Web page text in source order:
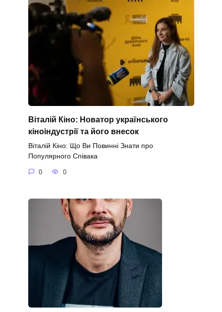
Віталій Кіно: Новатор українського
кіноіндустрії та його внесок
Віталій Кіно: Що Ви Повинні Знати про
Популярного Співака
0 0